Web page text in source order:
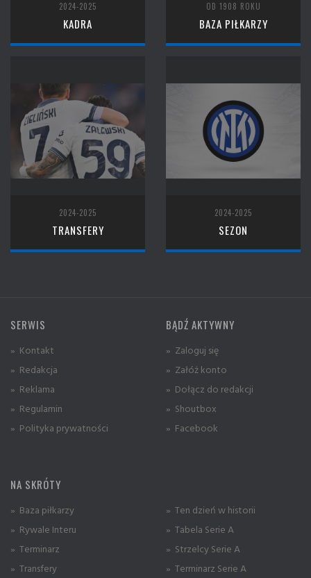
2024-2025
KADRA
OD 1908 ROKU
BAZA PIŁKARZY
2024-2025
TRANSFERY
2024-2025
SEZON
SERWIS
» Kontakt
» Redakcja
» Reklama
» Regulamin
» Polityka prywatności
BĄDŹ AKTYWNY
» Zaloguj się
» Załóż konto
» Dołącz do redakcji
» Shoutbox
» Facebook
NA SKRÓTY
» Baza piłkarzy
» Rywale Interu
» Terminarz
» Transfery
» Ten dzień w historii
» Tabela Serie A
» Strzelcy Serie A
» Terminarz Serie A